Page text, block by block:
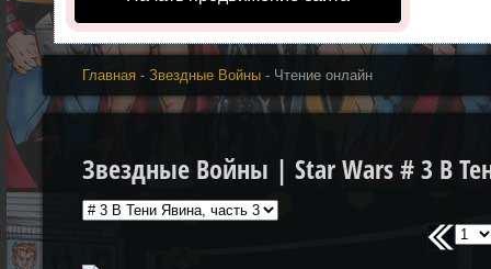
Главная -Звездные Войны - Чтение онлайн
Звездные Войны | Star Wars # 3 В